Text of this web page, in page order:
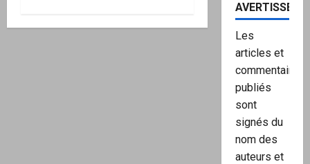
Les
articles et
commentaires
publiés
sont
signés du
nom des
auteurs et